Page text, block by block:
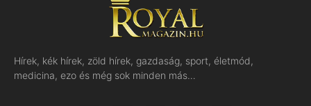
Hírek, kék hírek, zöld hírek, gazdaság, sport, életmód,
medicina, ezo és még sok minden más…